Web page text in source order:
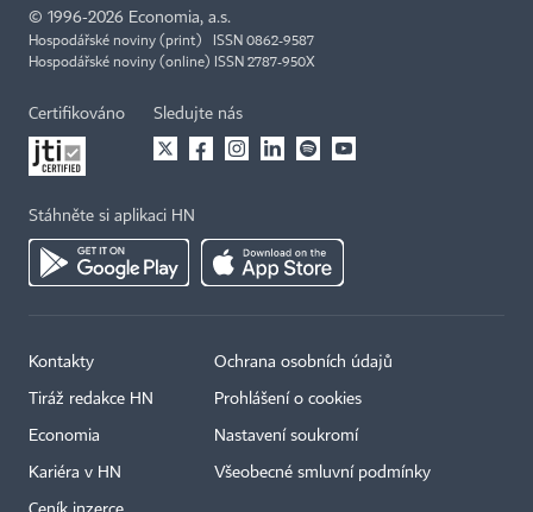
© 1996-2026 Economia, a.s.
Hospodářské noviny (print) ISSN 0862-9587
Hospodářské noviny (online) ISSN 2787-950X
Certifikováno Sledujte nás
Stáhněte si aplikaci HN
Kontakty
Tiráž redakce HN
Economia
Kariéra v HN
Ochrana osobních údajů
Prohlášení o cookies
Nastavení soukromí
Všeobecné smluvní podmínky